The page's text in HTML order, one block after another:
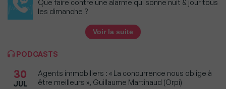
Que faire contre une alarme qui sonne nuit & jour tous
les dimanche ?
Voir la suite
PODCASTS
30
JUL
Agents immobiliers : « La concurrence nous oblige à
être meilleurs », Guillaume Martinaud (Orpi)